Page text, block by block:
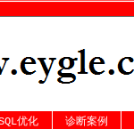
优化 诊断案例